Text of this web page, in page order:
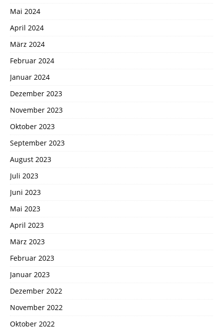
Mai 2024
April 2024
März 2024
Februar 2024
Januar 2024
Dezember 2023
November 2023
Oktober 2023
September 2023
August 2023
Juli 2023
Juni 2023
Mai 2023
April 2023
März 2023
Februar 2023
Januar 2023
Dezember 2022
November 2022
Oktober 2022